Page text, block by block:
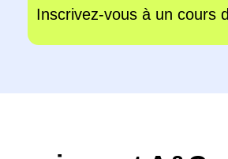
Inscrivez-vous à
une leçon d’essai